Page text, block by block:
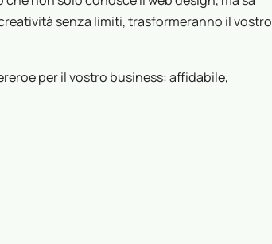
senza limiti, trasformeranno il vostro
per il vostro business: affidabile,